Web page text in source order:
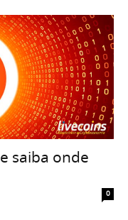
saiba onde
0